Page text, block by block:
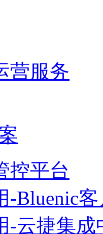
营服务
控平台
-Bluenic
-云捷集成